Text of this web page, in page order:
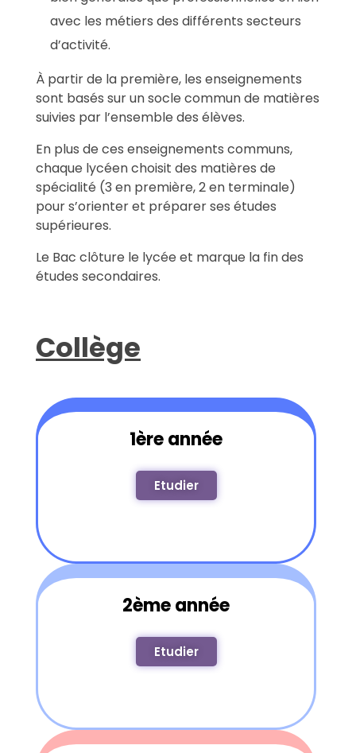
avec les métiers des différents secteurs
d’activité.
À partir de la première, les enseignements
sont basés sur un socle commun de matières
suivies par l’ensemble des élèves.
En plus de ces enseignements communs,
chaque lycéen choisit des matières de
spécialité (3 en première, 2 en terminale)
pour s’orienter et préparer ses études
supérieures.
Le Bac clôture le lycée et marque la fin des
études secondaires.
Collège
1ère année
Etudier
2ème année
Etudier